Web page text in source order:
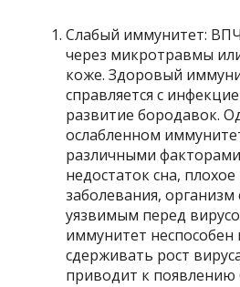
Слабый иммунитет:
через микротравмы
коже. Здоровый
справляется с
развитие бородавок.
ослабленном
различными
недостаток сна,
заболевания, организм
уязвимым перед
иммунитет
сдерживать рост
приводит к появлению